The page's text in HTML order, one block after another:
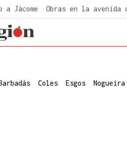
a Jácome Obras en la avenida
Coles Esgos Nogueira